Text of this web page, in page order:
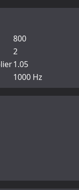
800
2
1.05
1000 Hz